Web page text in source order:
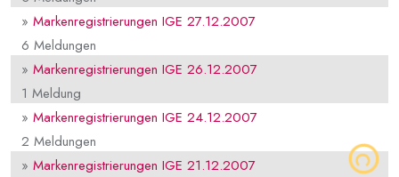
» Markenregistrierungen IGE 27.12.2007
6 Meldungen
» Markenregistrierungen IGE 26.12.2007
1 Meldung
» Markenregistrierungen IGE 24.12.2007
2 Meldungen
» Markenregistrierungen IGE 21.12.2007